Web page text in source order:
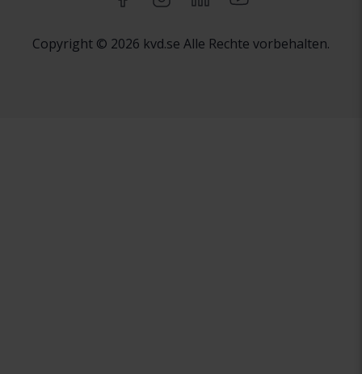
Copyright © 2026 kvd.se Alle Rechte vorbehalten.